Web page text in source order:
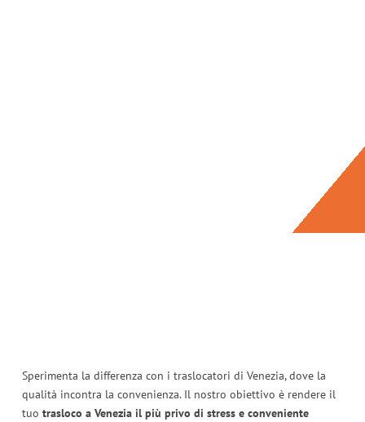
Sperimenta la differenza con i traslocatori di Venezia, dove la
qualità incontra la convenienza. Il nostro obiettivo è rendere il
tuo trasloco a Venezia il più privo di stress e conveniente